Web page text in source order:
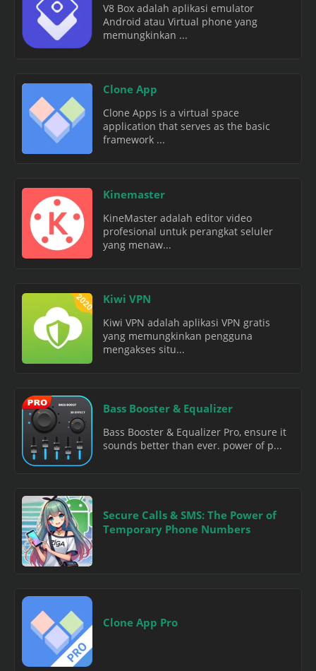
V8 Box adalah aplikasi emulator
Android atau Virtual phone yang
memungkinkan ...
Clone App
Clone Apps is a virtual space
application that serves as the basic
framework ...
Kinemaster
KineMaster adalah editor video
profesional untuk perangkat seluler
yang menaw...
Kiwi VPN
Kiwi VPN adalah aplikasi VPN gratis
yang memungkinkan pengguna
mengakses situ...
Bass Booster & Equalizer
Bass Booster & Equalizer Pro, ensure it
sounds better than ever. power of p...
Secure Calls & SMS: The Power of
Temporary Phone Numbers
Clone App Pro